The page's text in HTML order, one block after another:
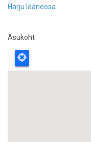
Harju lääneosa
Asukoht